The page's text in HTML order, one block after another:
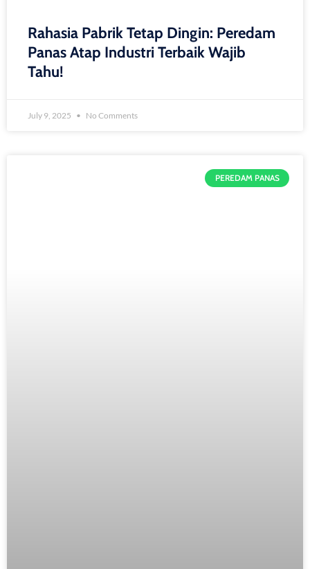
Rahasia Pabrik Tetap Dingin: Peredam
Panas Atap Industri Terbaik Wajib
Tahu!
July 9, 2025 No Comments
PEREDAM PANAS